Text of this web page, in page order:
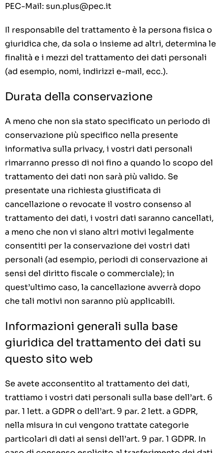
PEC-Mail: sun.plus@pec.it
Il responsabile del trattamento è la persona fisica o
giuridica che, da sola o insieme ad altri, determina le
finalità e i mezzi del trattamento dei dati personali
(ad esempio, nomi, indirizzi e-mail, ecc.).
Durata della conservazione
A meno che non sia stato specificato un periodo di
conservazione più specifico nella presente
informativa sulla privacy, i vostri dati personali
rimarranno presso di noi fino a quando lo scopo del
trattamento dei dati non sarà più valido. Se
presentate una richiesta giustificata di
cancellazione o revocate il vostro consenso al
trattamento dei dati, i vostri dati saranno cancellati,
a meno che non vi siano altri motivi legalmente
consentiti per la conservazione dei vostri dati
personali (ad esempio, periodi di conservazione ai
sensi del diritto fiscale o commerciale); in
quest’ultimo caso, la cancellazione avverrà dopo
che tali motivi non saranno più applicabili.
Informazioni generali sulla base
giuridica del trattamento dei dati su
questo sito web
Se avete acconsentito al trattamento dei dati,
trattiamo i vostri dati personali sulla base dell’art. 6
par. 1 lett. a GDPR o dell’art. 9 par. 2 lett. a GDPR,
nella misura in cui vengono trattate categorie
particolari di dati ai sensi dell’art. 9 par. 1 GDPR. In